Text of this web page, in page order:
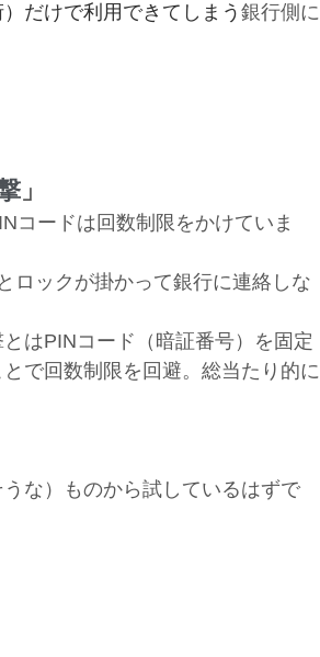
だけで利用できてしまう銀行側に
」
コードは回数制限をかけていま
ロックが掛かって銀行に連絡しな
はPINコード（暗証番号）を固定
で回数制限を回避。総当たり的に
な）ものから試しているはずで